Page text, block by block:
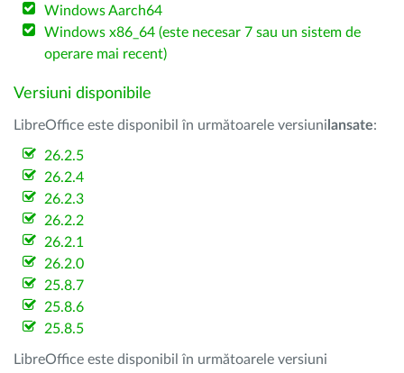
Windows Aarch64
Windows x86_64 (este necesar 7 sau un sistem de
operare mai recent)
Versiuni disponibile
LibreOffice este disponibil în următoarele versiuni lansate:
26.2.5
26.2.4
26.2.3
26.2.2
26.2.1
26.2.0
25.8.7
25.8.6
25.8.5
LibreOffice este disponibil în următoarele versiuni